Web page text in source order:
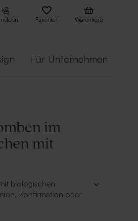
Favoriten Warenkorb
Für Unternehmen
im
mit
biologischen
Konfirmation oder
Editor personalisieren.